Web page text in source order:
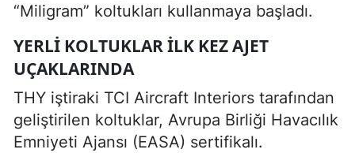
“Miligram” koltukları kullanmaya başladı.
YERLI KOLTUKLAR İLK KEZ AJET
UÇAKLARINDA
THY iştiraki TCI Aircraft Interiors tarafından
geliştirilen koltuklar, Avrupa Birliği Havacılık
Emniyeti Ajansı (EASA) sertifikalı.